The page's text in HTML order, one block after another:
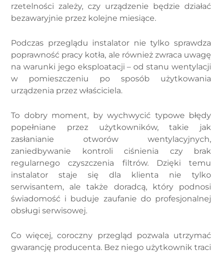
rzetelności zależy, czy urządzenie będzie działać
bezawaryjnie przez kolejne miesiące.
Podczas przeglądu instalator nie tylko sprawdza
poprawność pracy kotła, ale również zwraca uwagę
na warunki jego eksploatacji – od stanu wentylacji
w pomieszczeniu po sposób użytkowania
urządzenia przez właściciela.
To dobry moment, by wychwycić typowe błędy
popełniane przez użytkowników, takie jak
zasłanianie otworów wentylacyjnych,
zaniedbywanie kontroli ciśnienia czy brak
regularnego czyszczenia filtrów. Dzięki temu
instalator staje się dla klienta nie tylko
serwisantem, ale także doradcą, który podnosi
świadomość i buduje zaufanie do profesjonalnej
obsługi serwisowej.
Co więcej, coroczny przegląd pozwala utrzymać
gwarancję producenta. Bez niego użytkownik traci